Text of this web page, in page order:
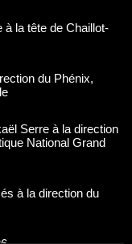
du Phénix,
Serre à la direction
National Grand
à la direction du